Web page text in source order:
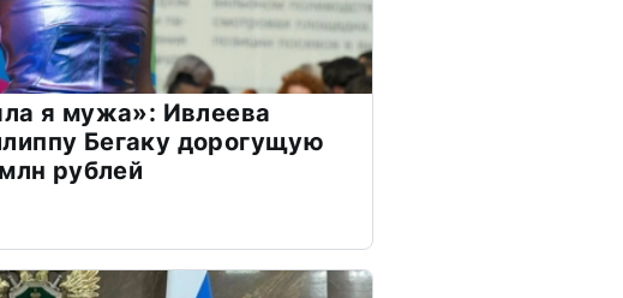
я мужа»: Ивлеева
Бегаку дорогущую
рублей